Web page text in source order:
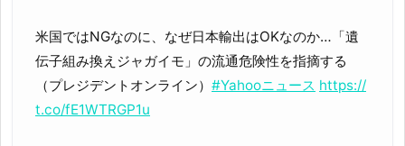
米国ではNGなのに、なぜ日本輸出はOKなのか…「遺
伝子組み換えジャガイモ」の流通危険性を指摘する
（プレジデントオンライン） #Yahooニュース https://
t.co/fE1WTRGP1u